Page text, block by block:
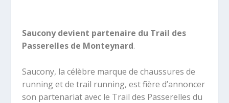
Saucony devient partenaire du Trail des
Passerelles de Monteynard.
Saucony, la célèbre marque de chaussures de
running et de trail running, est fière d’annoncer
son partenariat avec le Trail des Passerelles du